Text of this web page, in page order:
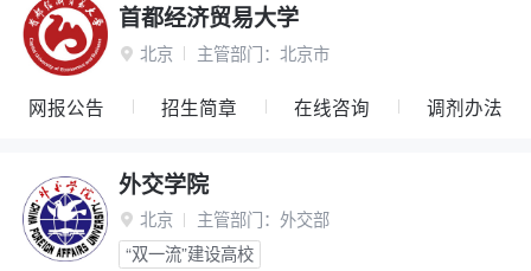
首都经济贸易大学
 北京 主管部门： 北京市
网报公告 招生简章 在线咨询 调剂办法
外交学院
 北京 主管部门： 外交部
“双一流”建设高校